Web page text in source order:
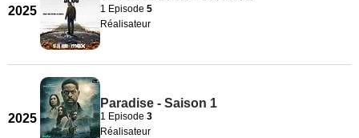
2025 1 Episode 5
Réalisateur
2025
Paradise - Saison 1
1 Episode 3
Réalisateur